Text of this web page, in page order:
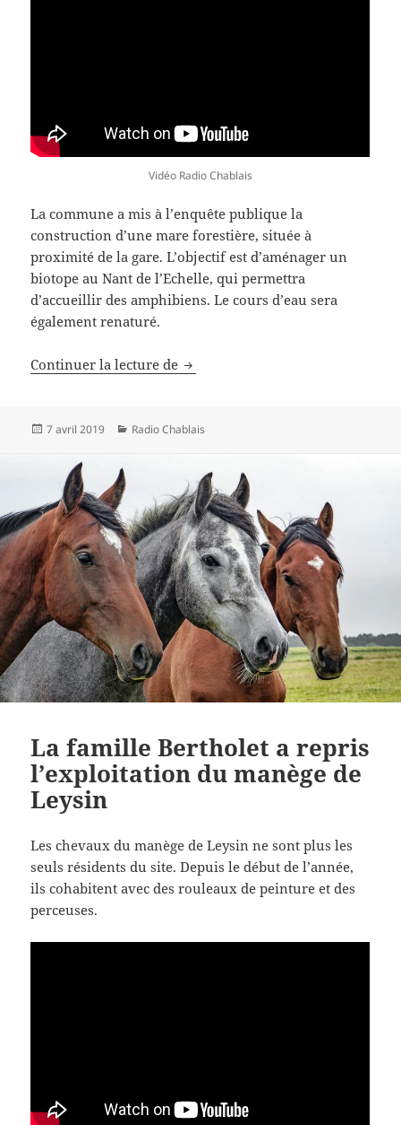
Vidéo Radio Chablais
La commune a mis à l’enquête publique la
construction d’une mare forestière, située à
proximité de la gare. L’objectif est d’aménager un
biotope au Nant de l’Echelle, qui permettra
d’accueillir des amphibiens. Le cours d’eau sera
également renaturé.
Continuer la lecture de Evionnaz veut mieux accueillir
Publié
7 avril 2019 Catégories
Radio Chablais
La famille Bertholet a repris
l’exploitation du manège de
Leysin
Les chevaux du manège de Leysin ne sont plus les
seuls résidents du site. Depuis le début de l’année,
ils cohabitent avec des rouleaux de peinture et des
perceuses.